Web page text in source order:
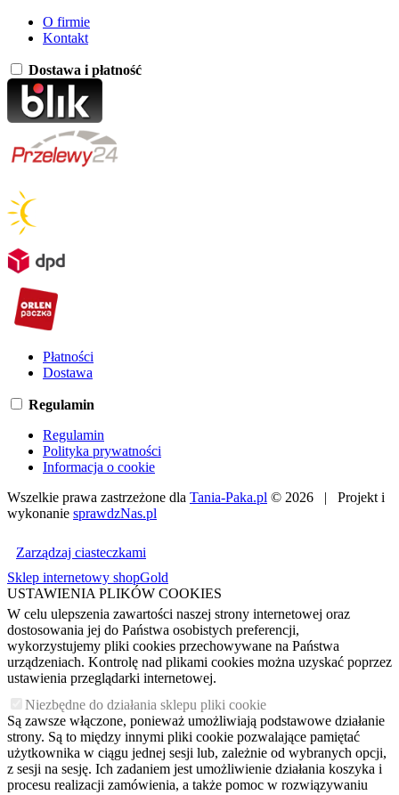
O firmie
Kontakt
Dostawa i płatność
Płatności
Dostawa
Regulamin
Regulamin
Polityka prywatności
Informacja o cookie
Wszelkie prawa zastrzeżone dla Tania-Paka.pl © 2026 | Projekt i
wykonanie sprawdzNas.pl
Zarządzaj ciasteczkami
Sklep internetowy shopGold
USTAWIENIA PLIKÓW COOKIES
W celu ulepszenia zawartości naszej strony internetowej oraz
dostosowania jej do Państwa osobistych preferencji,
wykorzystujemy pliki cookies przechowywane na Państwa
urządzeniach. Kontrolę nad plikami cookies można uzyskać poprzez
ustawienia przeglądarki internetowej.
Niezbędne do działania sklepu pliki cookie
Są zawsze włączone, ponieważ umożliwiają podstawowe działanie
strony. Są to między innymi pliki cookie pozwalające pamiętać
użytkownika w ciągu jednej sesji lub, zależnie od wybranych opcji,
z sesji na sesję. Ich zadaniem jest umożliwienie działania koszyka i
procesu realizacji zamówienia, a także pomoc w rozwiązywaniu